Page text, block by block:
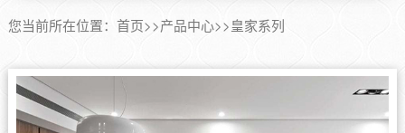
您当前所在位置： 首页>>产品中心>>皇家系列